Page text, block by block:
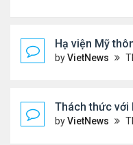
Hạ viện Mỹ
byVietNews Thứ 5
Thách thức với
byVietNews Thứ 3